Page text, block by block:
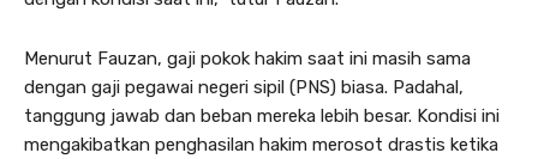
Menurut Fauzan, gaji pokok hakim saat ini masih sama
dengan gaji pegawai negeri sipil (PNS) biasa. Padahal,
tanggung jawab dan beban mereka lebih besar. Kondisi ini
mengakibatkan penghasilan hakim merosot drastis ketika